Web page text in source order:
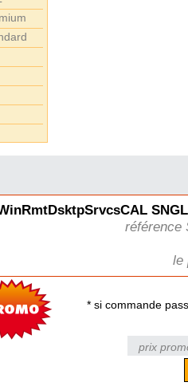
référence
le
* si commande
prix